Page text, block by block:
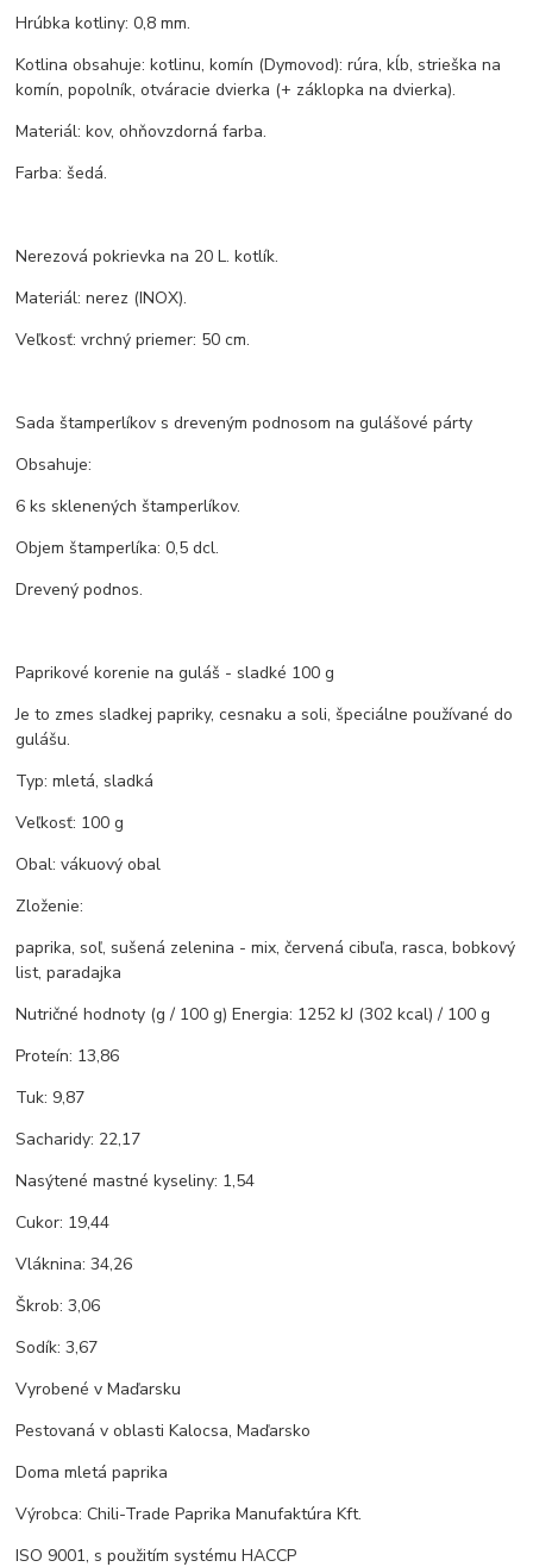
Hrúbka kotliny: 0,8 mm.
Kotlina obsahuje: kotlinu, komín (Dymovod): rúra, kĺb, strieška na
komín, popolník, otváracie dvierka (+ záklopka na dvierka).
Materiál: kov, ohňovzdorná farba.
Farba: šedá.
Nerezová pokrievka na 20 L. kotlík.
Materiál: nerez (INOX).
Veľkosť: vrchný priemer: 50 cm.
Sada štamperlíkov s dreveným podnosom na gulášové párty
Obsahuje:
6 ks sklenených štamperlíkov.
Objem štamperlíka: 0,5 dcl.
Drevený podnos.
Paprikové korenie na guláš - sladké 100 g
Je to zmes sladkej papriky, cesnaku a soli, špeciálne používané do
gulášu.
Typ: mletá, sladká
Veľkosť: 100 g
Obal: vákuový obal
Zloženie:
paprika, soľ, sušená zelenina - mix, červená cibuľa, rasca, bobkový
list, paradajka
Nutričné hodnoty (g / 100 g) Energia: 1252 kJ (302 kcal) / 100 g
Proteín: 13,86
Tuk: 9,87
Sacharidy: 22,17
Nasýtené mastné kyseliny: 1,54
Cukor: 19,44
Vláknina: 34,26
Škrob: 3,06
Sodík: 3,67
Vyrobené v Maďarsku
Pestovaná v oblasti Kalocsa, Maďarsko
Doma mletá paprika
Výrobca: Chili-Trade Paprika Manufaktúra Kft.
ISO 9001, s použitím systému HACCP